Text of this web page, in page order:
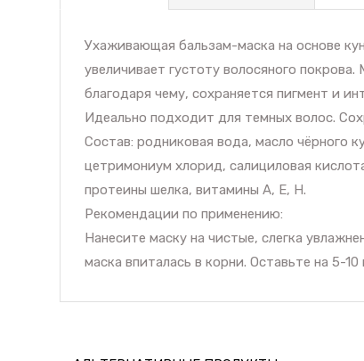
Ухаживающая бальзам-маска на основе
увеличивает густоту волосяного
благодаря чему, сохраняется пигмент и
Идеально подходит для темных волос.
Состав: родниковая вода, масло чёрного
цетримониум хлорид, салициловая
протеины шелка, витамины А, Е, Н.
Рекомендации по применению:
Нанесите маску на чистые, слегка
маска впиталась в корни. Оставьте на 5-